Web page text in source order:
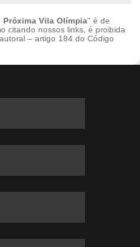
Próxima Vila Olímpia" é de
citando nossos links, é proibida
– artigo 184 do Código